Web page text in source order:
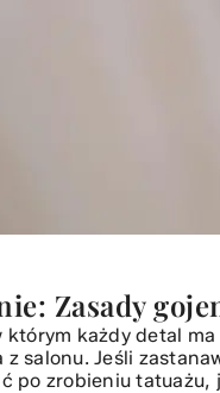
Zasady
każdy detal
salonu. Jeśli
po zrobieniu